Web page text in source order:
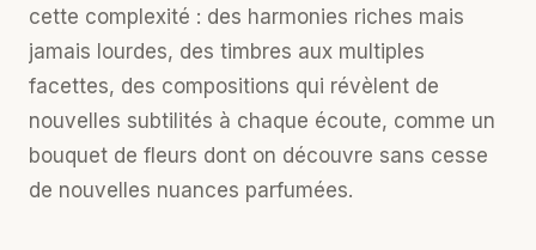
cette complexité : des harmonies riches mais
jamais lourdes, des timbres aux multiples
facettes, des compositions qui révèlent de
nouvelles subtilités à chaque écoute, comme un
bouquet de fleurs dont on découvre sans cesse
de nouvelles nuances parfumées.